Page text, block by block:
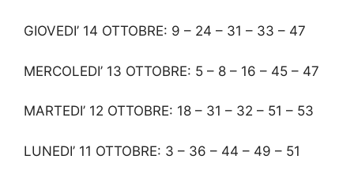
GIOVEDI’ 14 OTTOBRE: 9 – 24 – 31 – 33 – 47
MERCOLEDI’ 13 OTTOBRE: 5 – 8 – 16 – 45 – 47
MARTEDI’ 12 OTTOBRE: 18 – 31 – 32 – 51 – 53
LUNEDI’ 11 OTTOBRE: 3 – 36 – 44 – 49 – 51